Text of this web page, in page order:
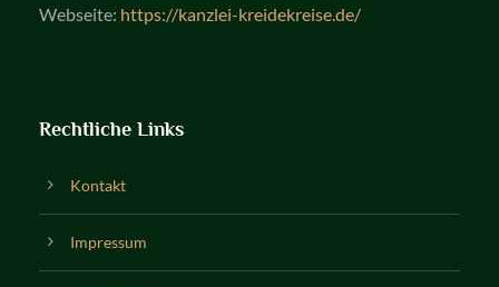
Webseite: https://kanzlei-kreidekreise.de/
Rechtliche Links
Kontakt
Impressum